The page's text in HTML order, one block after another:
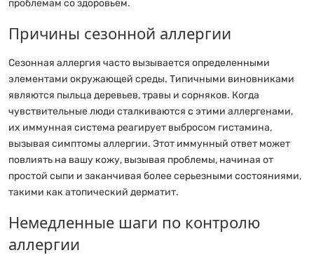
проблемам со здоровьем.
Причины сезонной аллергии
Сезонная аллергия часто вызывается определенными
элементами окружающей среды. Типичными виновниками
являются пыльца деревьев, травы и сорняков. Когда
чувствительные люди сталкиваются с этими аллергенами,
их иммунная система реагирует выбросом гистамина,
вызывая симптомы аллергии. Этот иммунный ответ может
повлиять на вашу кожу, вызывая проблемы, начиная от
простой сыпи и заканчивая более серьезными состояниями,
такими как атопический дерматит.
Немедленные шаги по контролю
аллергии